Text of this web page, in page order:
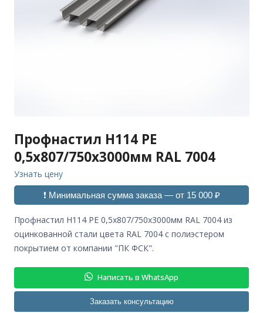
Профнастил H114 РЕ
0,5х807/750х3000мм RAL 7004
Узнать цену
❗ Минимальная сумма заказа — от 15 000 ₽
профнастил H114 РЕ 0,5х807/750х3000мм RAL 7004 из
оцинкованной стали цвета RAL 7004 с полиэстером
покрытием от компании "ПК ФСК".
Написать в WhatsApp
Заказать консультацию